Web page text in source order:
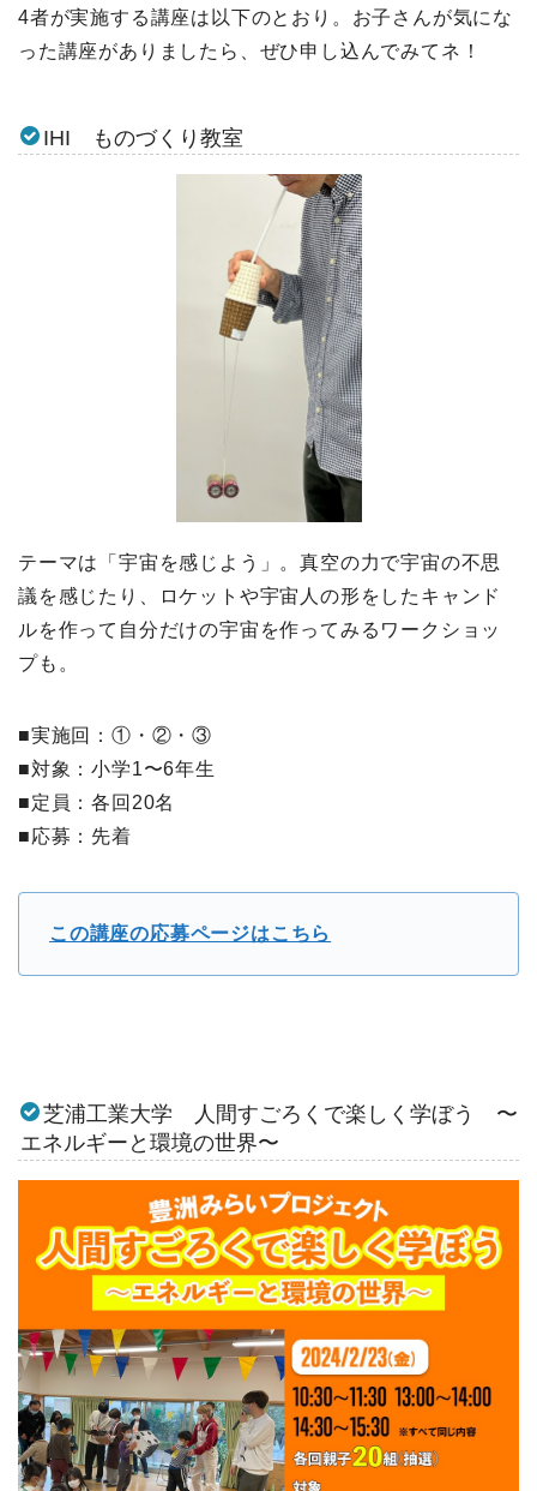
4者が実施する講座は以下のとおり。お子さんが気にな
った講座がありましたら、ぜひ申し込んでみてネ！
IHI ものづくり教室
テーマは「宇宙を感じよう」。真空の力で宇宙の不思
議を感じたり、ロケットや宇宙人の形をしたキャンド
ルを作って自分だけの宇宙を作ってみるワークショッ
プも。
■実施回：①・②・③
■対象：小学1〜6年生
■定員：各回20名
■応募：先着
この講座の応募ページはこちら
芝浦工業大学 人間すごろくで楽しく学ぼう 〜
エネルギーと環境の世界〜